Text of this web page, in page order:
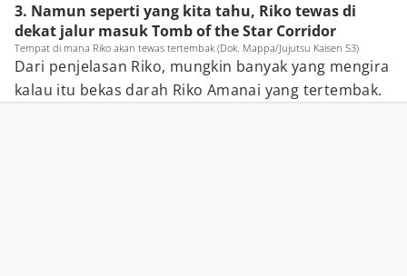
3. Namun seperti yang kita tahu, Riko tewas di
dekat jalur masuk Tomb of the Star Corridor
Tempat di mana Riko akan tewas tertembak (Dok. Mappa/Jujutsu Kaisen S3)
Dari penjelasan Riko, mungkin banyak yang mengira
kalau itu bekas darah Riko Amanai yang tertembak.